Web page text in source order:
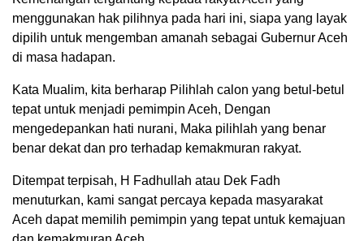
menggunakan hak pilihnya pada hari ini, siapa yang layak
dipilih untuk mengemban amanah sebagai Gubernur Aceh
di masa hadapan.
Kata Mualim, kita berharap Pilihlah calon yang betul-betul
tepat untuk menjadi pemimpin Aceh, Dengan
mengedepankan hati nurani, Maka pilihlah yang benar
benar dekat dan pro terhadap kemakmuran rakyat.
Ditempat terpisah, H Fadhullah atau Dek Fadh
menuturkan, kami sangat percaya kepada masyarakat
Aceh dapat memilih pemimpin yang tepat untuk kemajuan